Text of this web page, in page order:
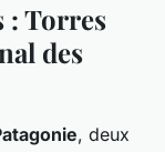
: Torres
des
, deux